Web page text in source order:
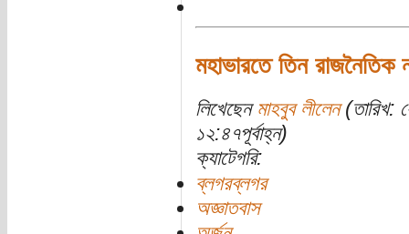
মহাভারতে তিন
লিখেছেন মাহবুব লীলেন(তারিখ:
১২:৪৭পূর্বাহ্ন)
ক্যাটেগরি:
ব্লগরব্লগর
অজ্ঞাতবাস